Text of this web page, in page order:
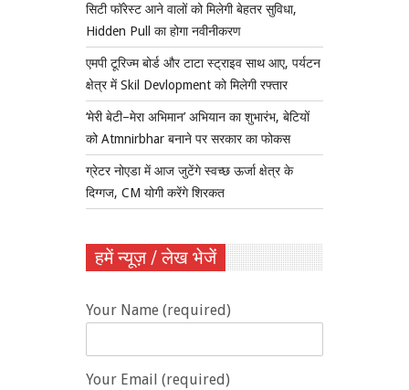
सिटी फॉरेस्ट आने वालों को मिलेगी बेहतर सुविधा,
Hidden Pull का होगा नवीनीकरण
एमपी टूरिज्म बोर्ड और टाटा स्ट्राइव साथ आए, पर्यटन
क्षेत्र में Skil Devlopment को मिलेगी रफ्तार
‘मेरी बेटी–मेरा अभिमान’ अभियान का शुभारंभ, बेटियों
को Atmnirbhar बनाने पर सरकार का फोकस
ग्रेटर नोएडा में आज जुटेंगे स्वच्छ ऊर्जा क्षेत्र के
दिग्गज, CM योगी करेंगे शिरकत
हमें न्यूज़ / लेख भेजें
Your Name (required)
Your Email (required)